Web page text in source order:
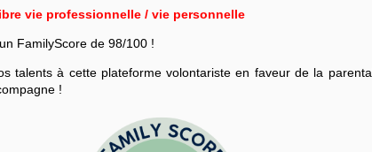
vie professionnelle / vie personnelle
FamilyScore de 98/100 !
talents à cette plateforme volontariste en faveur de la
!